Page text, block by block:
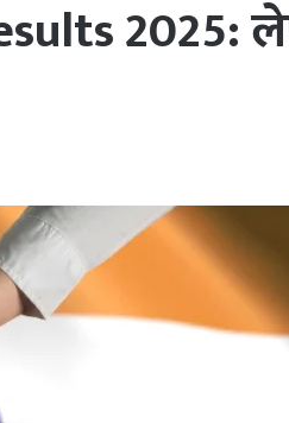
2025: